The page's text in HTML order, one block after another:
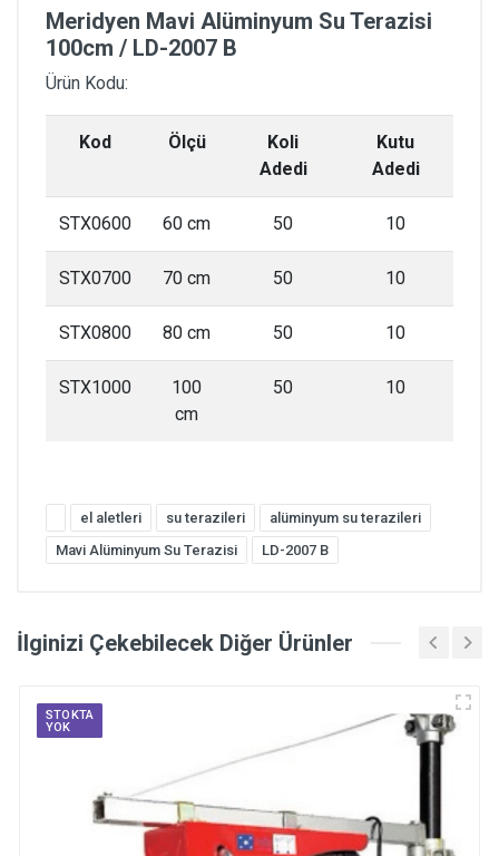
Meridyen Mavi Alüminyum Su Terazisi
100cm / LD-2007 B
Ürün Kodu:
Kod Ölçü
Koli
Adedi
Kutu
Adedi
STX0600 60 cm 50 10
STX0700 70 cm 50 10
STX0800 80 cm 50 10
STX1000
100
cm
50 10
el aletleri su terazileri
alüminyum su terazileri
Mavi Alüminyum Su Terazisi
LD-2007 B
İlginizi Çekebilecek Diğer Ürünler
STOKTA
YOK